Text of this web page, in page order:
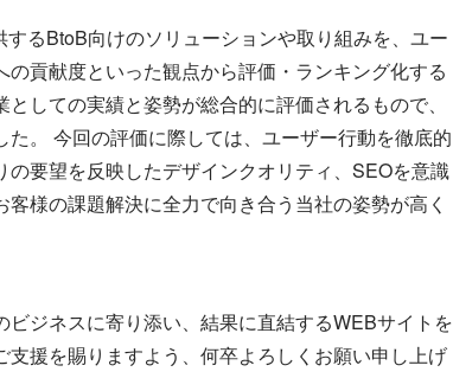
するBtoB向けのソリューションや取り組みを、ユー
貢献度といった観点から評価・ランキング化する
しての実績と姿勢が総合的に評価されるもので、
。 今回の評価に際しては、ユーザー行動を徹底的
要望を反映したデザインクオリティ、SEOを意識
様の課題解決に全力で向き合う当社の姿勢が高く
ジネスに寄り添い、結果に直結するWEBサイトを
援を賜りますよう、何卒よろしくお願い申し上げ